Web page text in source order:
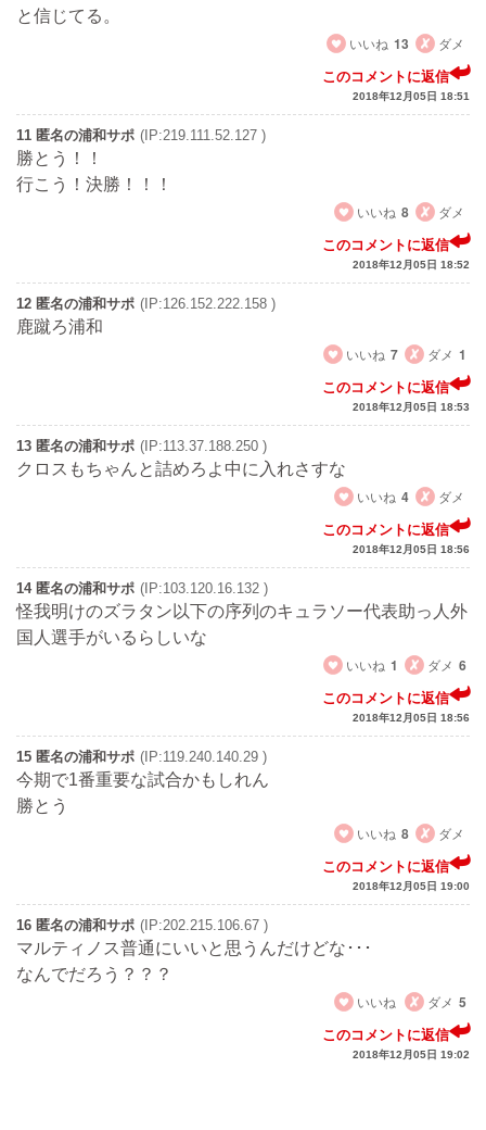
と信じてる。
いいね 13 ダメ
このコメントに返信
2018年12月05日 18:51
11 匿名の浦和サポ (IP:219.111.52.127 )
勝とう！！
行こう！決勝！！！
いいね 8 ダメ
このコメントに返信
2018年12月05日 18:52
12 匿名の浦和サポ (IP:126.152.222.158 )
鹿蹴ろ浦和
いいね 7 ダメ 1
このコメントに返信
2018年12月05日 18:53
13 匿名の浦和サポ (IP:113.37.188.250 )
クロスもちゃんと詰めろよ中に入れさすな
いいね 4 ダメ
このコメントに返信
2018年12月05日 18:56
14 匿名の浦和サポ (IP:103.120.16.132 )
怪我明けのズラタン以下の序列のキュラソー代表助っ人外
国人選手がいるらしいな
いいね 1 ダメ 6
このコメントに返信
2018年12月05日 18:56
15 匿名の浦和サポ (IP:119.240.140.29 )
今期で1番重要な試合かもしれん
勝とう
いいね 8 ダメ
このコメントに返信
2018年12月05日 19:00
16 匿名の浦和サポ (IP:202.215.106.67 )
マルティノス普通にいいと思うんだけどな･･･
なんでだろう？？？
いいね
ダメ 5
このコメントに返信
2018年12月05日 19:02